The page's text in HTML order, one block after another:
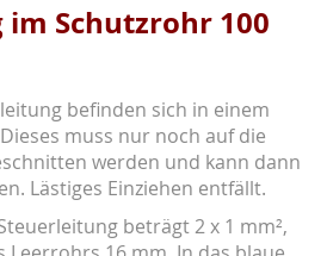
Schutzrohr 100
befinden sich in einem
muss nur noch auf die
werden und kann dann
Lästiges Einziehen entfällt.
beträgt 2 x 1 mm²,